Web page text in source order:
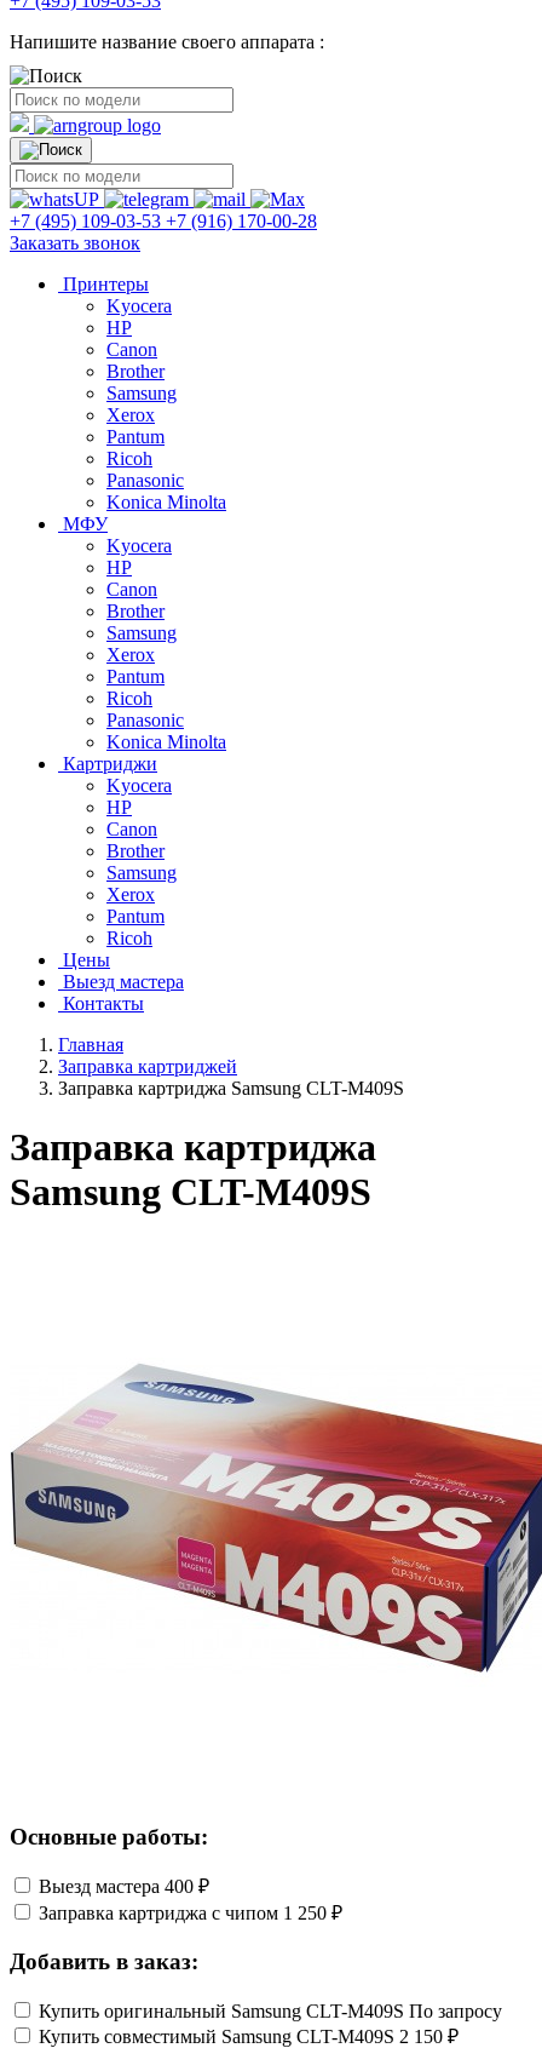
Напишите название своего аппарата :
+7 (495) 109-03-53 +7 (916) 170-00-28
Заказать звонок
Принтеры
Kyocera
HP
Canon
Brother
Samsung
Xerox
Pantum
Ricoh
Panasonic
Konica Minolta
МФУ
Kyocera
HP
Canon
Brother
Samsung
Xerox
Pantum
Ricoh
Panasonic
Konica Minolta
Картриджи
Kyocera
HP
Canon
Brother
Samsung
Xerox
Pantum
Ricoh
Цены
Выезд мастера
Контакты
Главная
Заправка картриджей
Заправка картриджа Samsung CLT-M409S
Заправка картриджа
Samsung CLT-M409S
Основные работы:
Выезд мастера 400 ₽
Заправка картриджа с чипом 1 250 ₽
Добавить в заказ:
Купить оригинальный Samsung CLT-M409S По запросу
Купить совместимый Samsung CLT-M409S 2 150 ₽